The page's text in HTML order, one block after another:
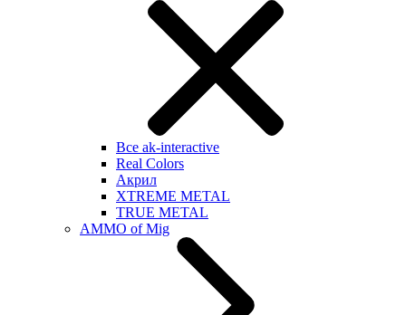
Все ak-interactive
Real Colors
Акрил
XTREME METAL
TRUE METAL
AMMO of Mig